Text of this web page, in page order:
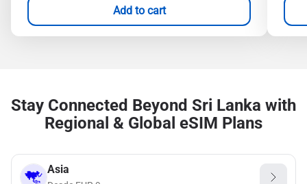
Add to cart
Stay Connected Beyond Sri Lanka with
Regional & Global eSIM Plans
Asia